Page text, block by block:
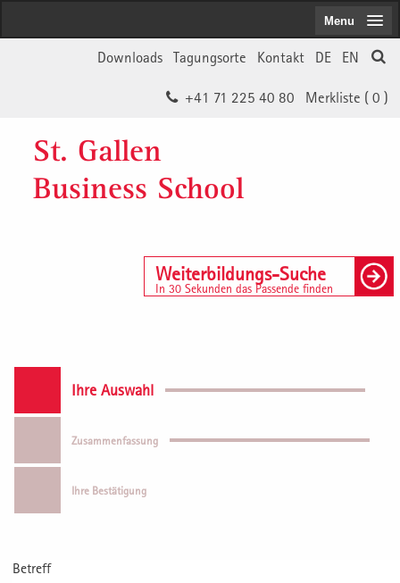
EN
DE
Kontakt
Tagungsorte
Downloads
Merkliste ( 0 )
+41 71 225 40 80
St. Gallen
Business School
Weiterbildungs-Suche
In 30 Sekunden das Passende finden
Menu
Ihre Auswahl
Zusammenfassung
Ihre Bestätigung
Betreff